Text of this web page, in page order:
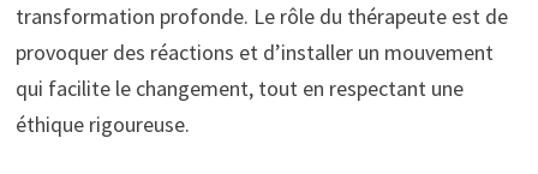
transformation profonde. Le rôle du thérapeute est de
provoquer des réactions et d’installer un mouvement
qui facilite le changement, tout en respectant une
éthique rigoureuse.